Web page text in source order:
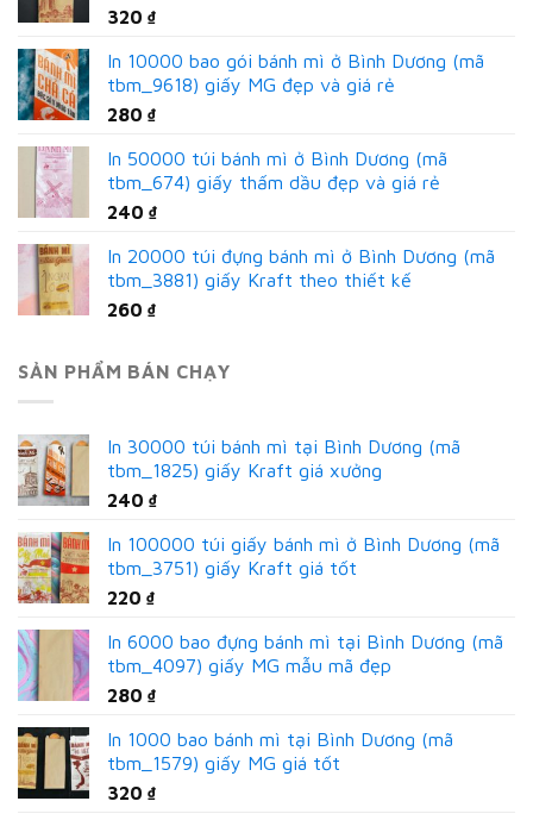
320 ₫
In 10000 bao gói bánh mì ở Bình Dương (mã
tbm_9618) giấy MG đẹp và giá rẻ
280 ₫
In 50000 túi bánh mì ở Bình Dương (mã
tbm_674) giấy thấm dầu đẹp và giá rẻ
240 ₫
In 20000 túi đựng bánh mì ở Bình Dương (mã
tbm_3881) giấy Kraft theo thiết kế
260 ₫
SẢN PHẨM BÁN CHẠY
In 30000 túi bánh mì tại Bình Dương (mã
tbm_1825) giấy Kraft giá xưởng
240 ₫
In 100000 túi giấy bánh mì ở Bình Dương (mã
tbm_3751) giấy Kraft giá tốt
220 ₫
In 6000 bao đựng bánh mì tại Bình Dương (mã
tbm_4097) giấy MG mẫu mã đẹp
280 ₫
In 1000 bao bánh mì tại Bình Dương (mã
tbm_1579) giấy MG giá tốt
320 ₫